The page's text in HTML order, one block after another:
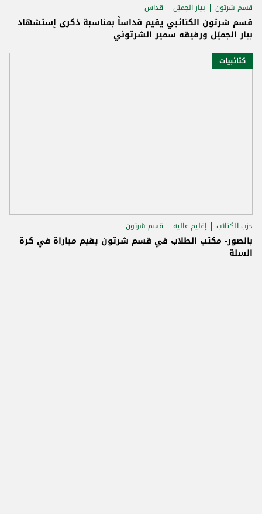
قسم شرتون بيار الجميّل قداس
قسم شرتون الكتائبي يقيم قداساً بمناسبة ذكرى إستشهاد
بيار الجميّل ورفيقه سمير الشرتوني
كتائبيات
حزب الكتائب إقليم عاليه قسم شرتون
بالصور- مكتب الطلاب في قسم شرتون يقيم مباراة في كرة
السلة